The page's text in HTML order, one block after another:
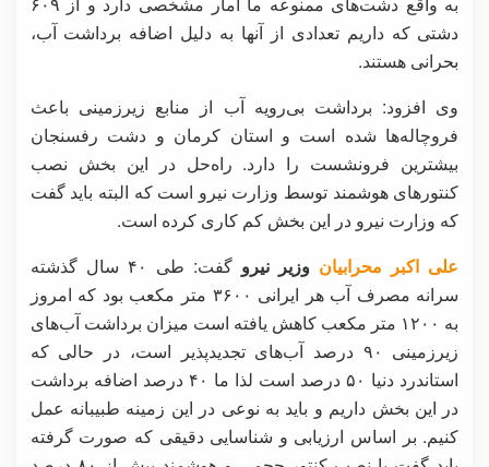
دشتی که داریم تعدادی از آنها به دلیل اضافه برداشت آب،
بحرانی هستند.
وی افزود: برداشت بی‌رویه آب از منابع زیرزمینی باعث
فروچاله‌ها شده است و استان کرمان و دشت رفسنجان
بیشترین فرونشست را دارد. راه‌حل در این بخش نصب
کنتورهای هوشمند توسط وزارت نیرو است که البته باید گفت
که وزارت نیرو در این بخش کم کاری کرده است.
علی اکبر محرابیان وزیر نیرو
گفت: طی ۴۰ سال گذشته
سرانه مصرف آب هر ایرانی ۳۶۰۰ متر مکعب بود که امروز
به ۱۲۰۰ متر مکعب کاهش یافته است میزان برداشت آب‌های
زیرزمینی ۹۰ درصد آب‌های تجدیدپذیر است، در حالی که
استاندرد دنیا ۵۰ درصد است لذا ما ۴۰ درصد اضافه برداشت
در این بخش داریم و باید به نوعی در این زمینه طبیبانه عمل
کنیم. بر اساس ارزیابی و شناسایی دقیقی که صورت گرفته